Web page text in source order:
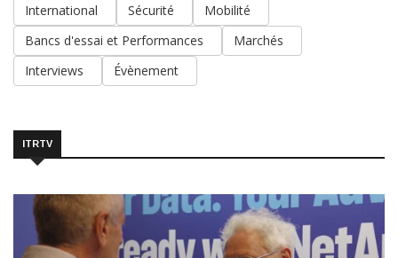
International Sécurité
Mobilité
Bancs d'essai et Performances
Marchés
Interviews
Évènement
ITRTV